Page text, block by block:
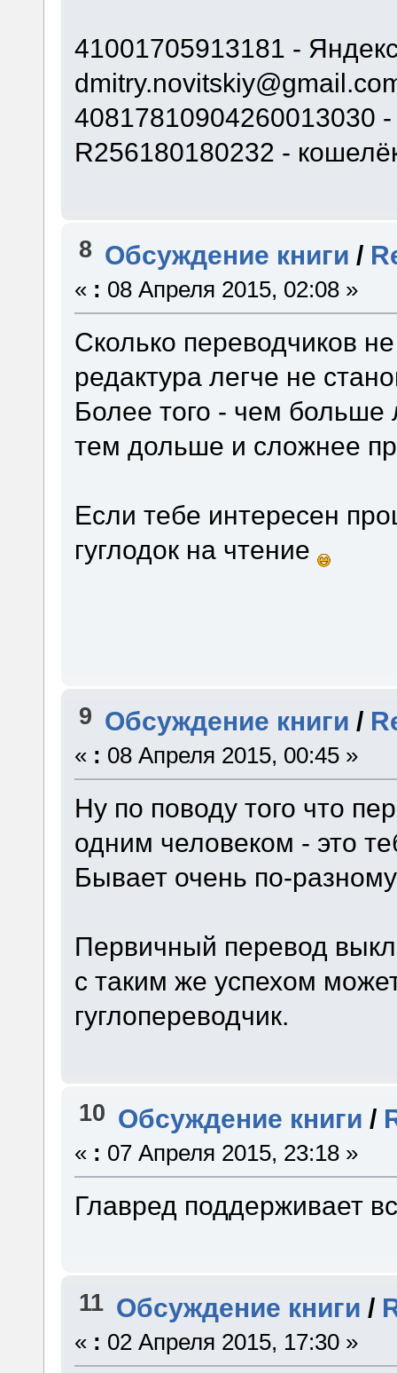
41001705913181 -
40817810904260013030
R256180180232 -
8 Обсуждение книги /
« : 08 Апреля 2015, 02:08 »
Сколько переводчиков
редактура легче не
Более того - чем
тем дольше и сложнее
Если тебе интересен
гуглодок на чтение
9 Обсуждение книги /
« : 08 Апреля 2015, 00:45 »
Ну по поводу того что
одним человеком - это
Бывает очень по-
Первичный перевод
с таким же успехом
гуглопереводчик.
10 Обсуждение книги /
« : 07 Апреля 2015, 23:18 »
Главред поддерживает
11 Обсуждение книги /
« : 02 Апреля 2015, 17:30 »